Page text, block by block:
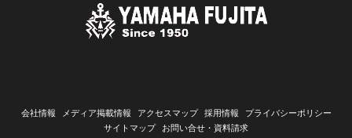
会社情報 メディア掲載情報 アクセスマップ 採用情報
プライバシーポリシー
サイトマップ
お問い合せ・資料請求